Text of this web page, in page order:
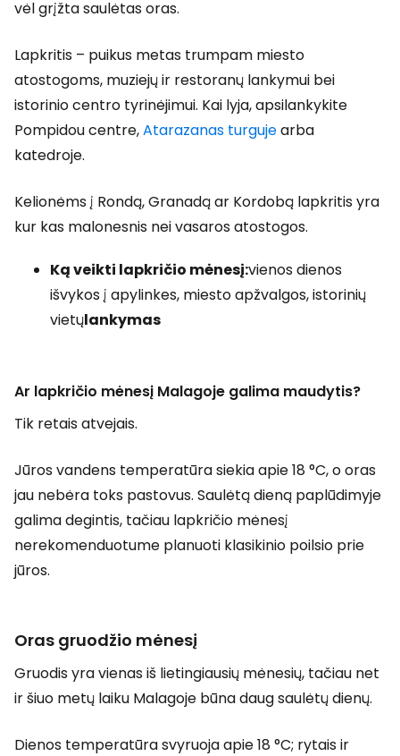
vėl grįžta saulėtas oras.
Lapkritis – puikus metas trumpam miesto
atostogoms, muziejų ir restoranų lankymui bei
istorinio centro tyrinėjimui. Kai lyja, apsilankykite
Pompidou centre,Atarazanas turgujearba
katedroje.
Kelionėms į Rondą, Granadą ar Kordobą lapkritis yra
kur kas malonesnis nei vasaros atostogos.
Ką veikti lapkričio mėnesį:vienos dienos
išvykos į apylinkes, miesto apžvalgos, istorinių
vietųlankymas
Ar lapkričio mėnesį Malagoje galima maudytis?
Tik retais atvejais.
Jūros vandens temperatūra siekia apie 18 °C, o oras
jau nebėra toks pastovus. Saulėtą dieną paplūdimyje
galima degintis, tačiau lapkričio mėnesį
nerekomenduotume planuoti klasikinio poilsio prie
jūros.
Oras gruodžio mėnesį
Gruodis yra vienas iš lietingiausių mėnesių, tačiau net
ir šiuo metų laiku Malagoje būna daug saulėtų dienų.
Dienos temperatūra svyruoja apie 18 °C; rytais ir